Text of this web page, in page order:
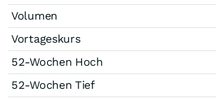
Volumen
Vortageskurs
52-Wochen Hoch
52-Wochen Tief